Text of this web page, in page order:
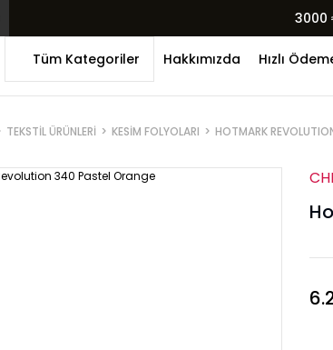
3000
Tüm Kategoriler Hakkımızda Hızlı
TEKSTİL ÜRÜNLERİ KESİM FOLYOLARI HOTMARK